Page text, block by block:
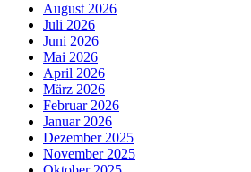
August 2026
Juli 2026
Juni 2026
Mai 2026
April 2026
März 2026
Februar 2026
Januar 2026
Dezember 2025
November 2025